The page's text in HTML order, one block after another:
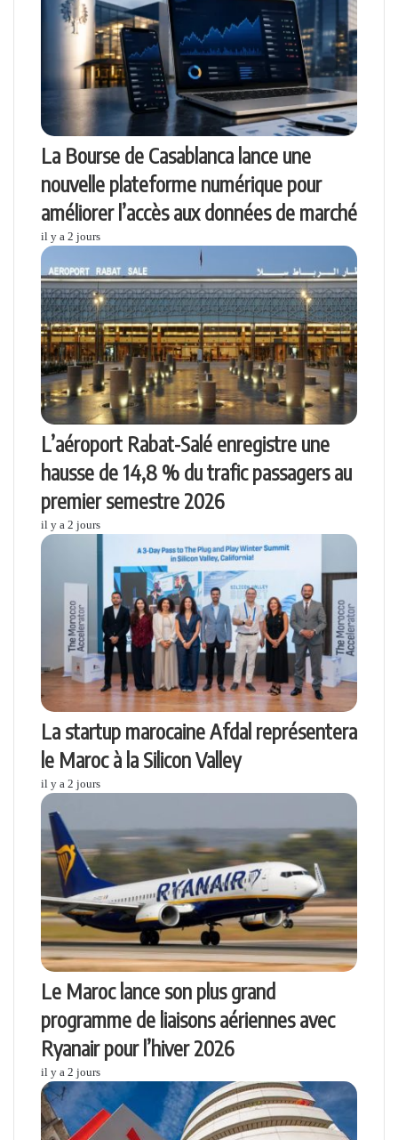
La Bourse de Casablanca lance une
nouvelle plateforme numérique pour
améliorer l’accès aux données de marché
il y a 2 jours
L’aéroport Rabat-Salé enregistre une
hausse de 14,8 % du trafic passagers au
premier semestre 2026
il y a 2 jours
La startup marocaine Afdal représentera
le Maroc à la Silicon Valley
il y a 2 jours
Le Maroc lance son plus grand
programme de liaisons aériennes avec
Ryanair pour l’hiver 2026
il y a 2 jours